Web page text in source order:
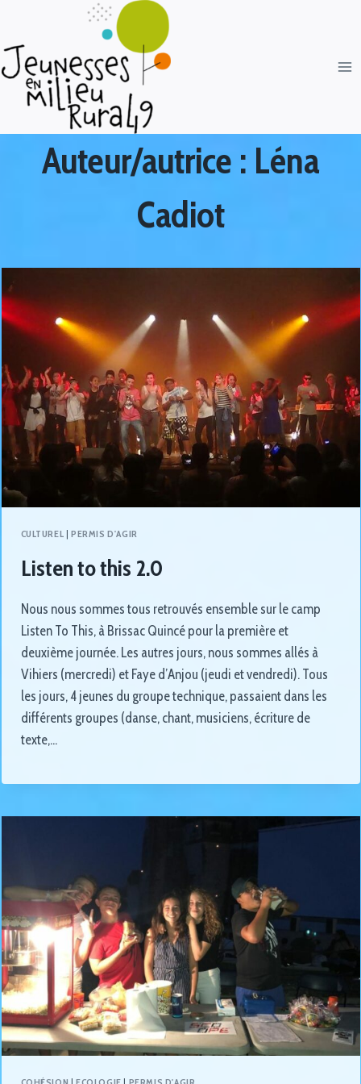
Auteur/autrice : Léna
Cadiot
CULTUREL |PERMIS D'AGIR
Listen to this 2.0
Nous nous sommes tous retrouvés ensemble sur le camp
Listen To This, à Brissac Quincé pour la première et
deuxième journée. Les autres jours, nous sommes allés à
Vihiers (mercredi) et Faye d’Anjou (jeudi et vendredi). Tous
les jours, 4 jeunes du groupe technique, passaient dans les
différents groupes (danse, chant, musiciens, écriture de
texte,…